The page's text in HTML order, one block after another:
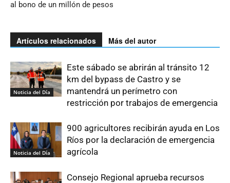
al bono de un millón de pesos
Artículos relacionados Más del autor
Noticia del Día
Este sábado se abrirán al tránsito 12
km del bypass de Castro y se
mantendrá un perímetro con
restricción por trabajos de emergencia
Noticia del Día
900 agricultores recibirán ayuda en Los
Ríos por la declaración de emergencia
agrícola
Consejo Regional aprueba recursos